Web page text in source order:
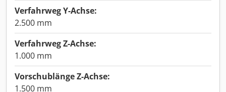
Verfahrweg Y-Achse:
2.500 mm
Verfahrweg Z-Achse:
1.000 mm
Vorschublänge Z-Achse:
1.500 mm